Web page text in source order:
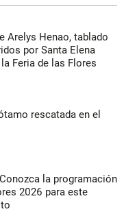
Arelys Henao, tablado
por Santa Elena
Feria de las Flores
rescatada en el
la programación
2026 para este